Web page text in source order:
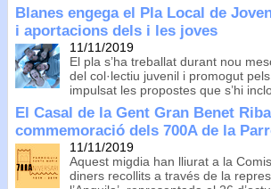
Blanes engega el Pla Local de
i aportacions dels i les joves
11/11/2019
El pla s’ha treballat durant nou
del col·lectiu juvenil i promogut
impulsat les propostes que s’hi
El Casal de la Gent Gran Benet
commemoració dels 700A de la
11/11/2019
Aquest migdia han lliurat a la
diners recollits a través de la